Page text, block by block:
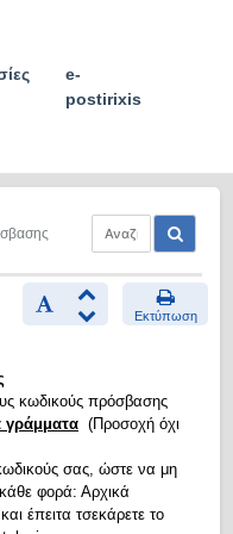
e-
postirixis
Εκτύπωση
κωδικούς πρόσβασης
γράμματα (Προσοχή όχι
σας, ώστε να μη
κάθε φορά: Αρχικά
έπειτα τσεκάρετε το